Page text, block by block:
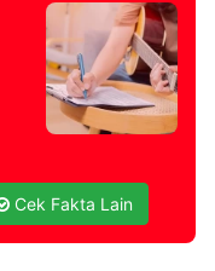
Cek Fakta Lain